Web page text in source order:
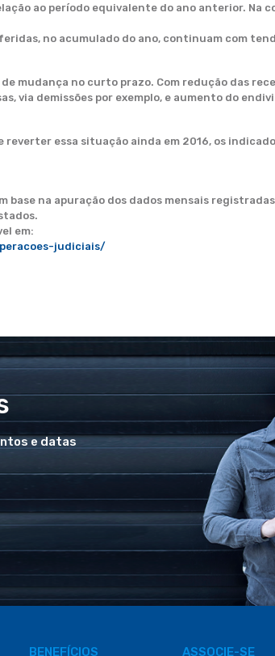
ao período equivalente do ano anterior. Na
no acumulado do ano, continuam com
mudança no curto prazo. Com redução das
via demissões por exemplo, e aumento do
essa situação ainda em 2016, os
na apuração dos dados mensais registradas
em:
judiciais/
e datas
BENEFÍCIOS ASSOCIE-SE